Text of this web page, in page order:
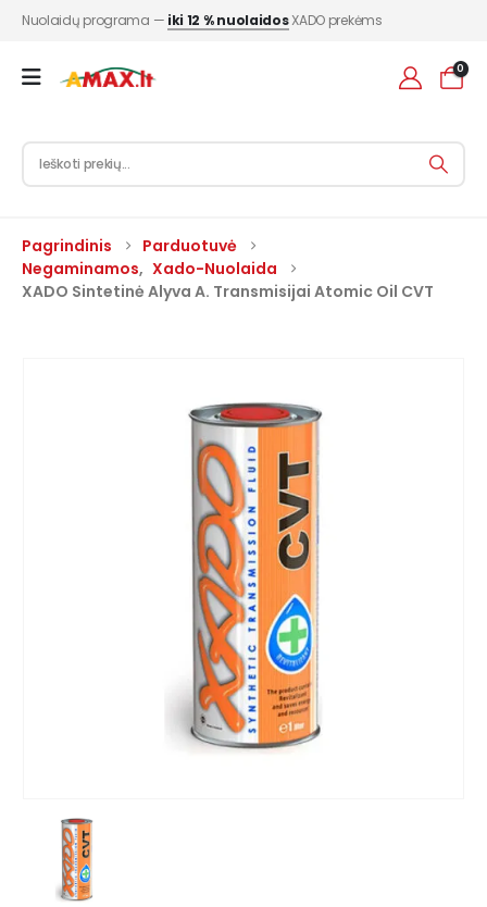
Nuolaidų programa — iki 12 % nuolaidosXADO prekėms
0
Pagrindinis
Parduotuvė
Negaminamos, Xado-Nuolaida
XADO Sintetinė Alyva A. Transmisijai Atomic Oil CVT